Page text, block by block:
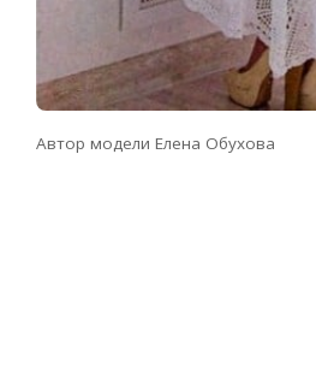
Автор модели Елена Обухова